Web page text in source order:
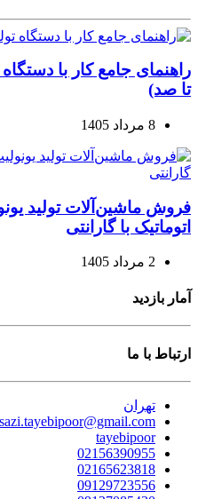
راهنمای جامع کار با
تا صد)
8 مرداد 1405
فروش ماشین‌آلات تولید
اتوماتیک با گارانتی
2 مرداد 1405
آمار بازدید
ارتباط با ما
تهران
tayebipoor
02156390955
02165623818
09129723556